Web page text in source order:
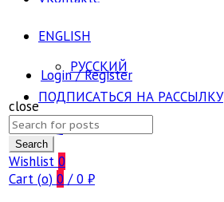
ENGLISH
РУССКИЙ
ПОДПИСАТЬСЯ НА РАССЫЛКУ
FAQ
Login / Register
close
Search
for:
Search
Wishlist 0
Cart (o) 0 / 0 ₽